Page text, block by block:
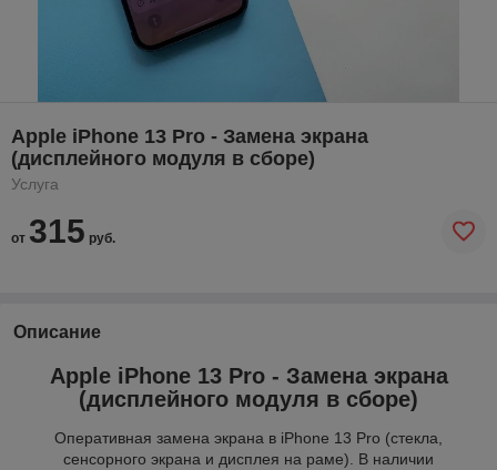
Apple iPhone 13 Pro - Замена экрана
(дисплейного модуля в сборе)
Услуга
от 315 руб.
Описание
Apple iPhone 13 Pro - Замена экрана
(дисплейного модуля в сборе)
Оперативная замена экрана в iPhone 13 Pro (стекла,
сенсорного экрана и дисплея на раме). В наличии